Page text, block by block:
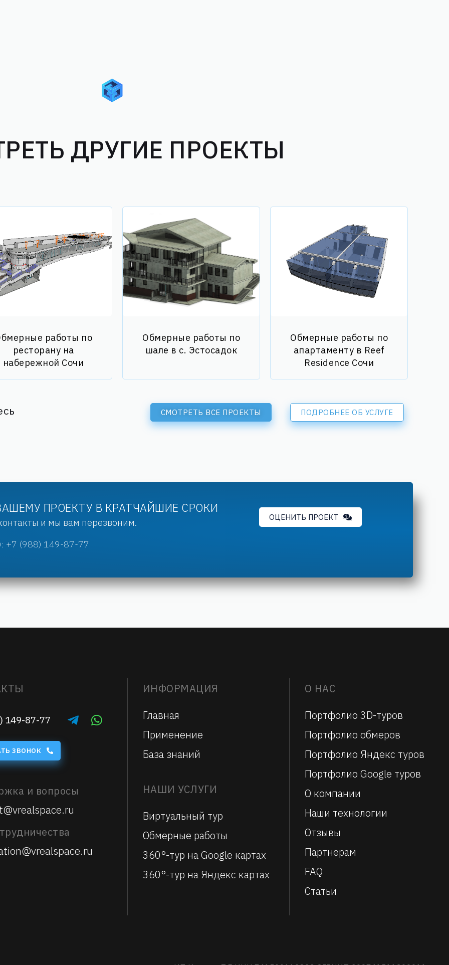
ДРУГИЕ ПРОЕКТЫ
работы по
ресторану на
набережной Сочи
Обмерные работы по
шале в с. Эстосадок
Обмерные работы по
апартаменту в Reef
Residence Сочи
СМОТРЕТЬ ВСЕ ПРОЕКТЫ ПОДРОБНЕЕ ОБ УСЛУГЕ
ПРОЕКТУ В КРАТЧАЙШИЕ СРОКИ
и мы вам перезвоним. ОЦЕНИТЬ ПРОЕКТ
+7 (988) 149-87-77
149-87-77
ЗВОНОК
и вопросы
ИНФОРМАЦИЯ
Главная
Применение
База знаний
НАШИ УСЛУГИ
Виртуальный тур
Обмерные работы
360°-тур на Google картах
360°-тур на Яндекс картах
О НАС
Портфолио 3D-туров
Портфолио обмеров
Портфолио Яндекс туров
Портфолио Google туров
О компании
Наши технологии
Отзывы
Партнерам
FAQ
Статьи